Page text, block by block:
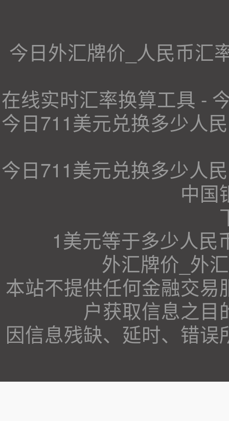
今日外汇牌价_人民币汇
在线实时汇率换算工具 -
今日711美元兑换多少人
今日711美元兑换多少人
中国
1美元等于多少人民
外汇牌价_外
本站不提供任何金融交
户获取信息之目
因信息残缺、延时、错